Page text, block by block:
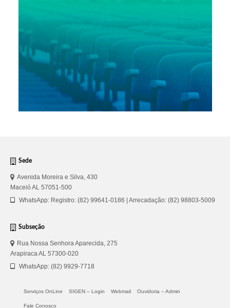
Sede
Avenida Moreira e Silva, 430
Maceió AL 57051-500
WhatsApp: Registro: (82) 99641-0186 | Arrecadação: (82) 98803-5009
Subseção
Rua Nossa Senhora Aparecida, 275
Arapiraca AL 57300-020
WhatsApp: (82) 9929-7718
Serviços OnLine SIGEN – Login Webmail Ouvidoria – Admin
Fale Conosco